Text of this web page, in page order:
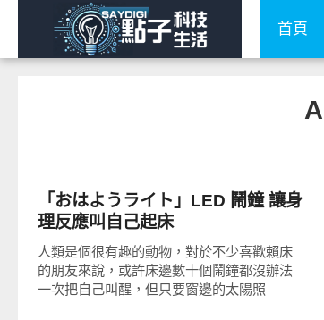
首頁
「おはようライト」LED 鬧鐘 讓身
理反應叫自己起床
人類是個很有趣的動物，對於不少喜歡賴床
的朋友來說，或許床邊數十個鬧鐘都沒辦法
一次把自己叫醒，但只要窗邊的太陽照